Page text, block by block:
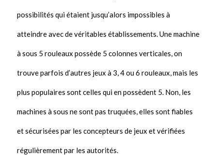
possibilités qui étaient jusqu’alors impossibles à
atteindre avec de véritables établissements. Une machine
à sous 5 rouleaux possède 5 colonnes verticales, on
trouve parfois d’autres jeux à 3, 4 ou 6 rouleaux, mais les
plus populaires sont celles qui en possèdent 5. Non, les
machines à sous ne sont pas truquées, elles sont fiables
et sécurisées par les concepteurs de jeux et vérifiées
régulièrement par les autorités.